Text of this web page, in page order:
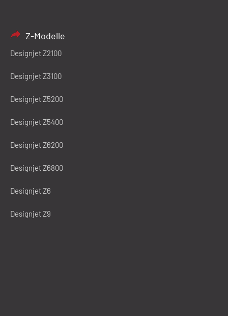
Z-Modelle
Designjet Z2100
Designjet Z3100
Designjet Z5200
Designjet Z5400
Designjet Z6200
Designjet Z6800
Designjet Z6
Designjet Z9